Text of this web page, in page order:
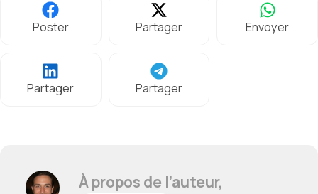
Poster Partager Envoyer
Partager Partager
À propos de l’auteur,